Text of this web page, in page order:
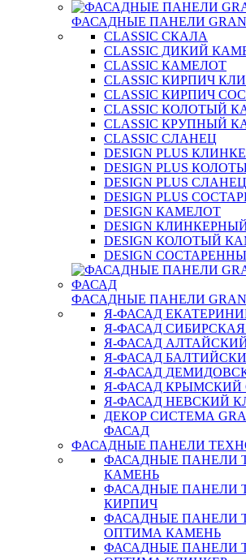
ФАСАДНЫЕ ПАНЕЛИ
CLASSIC СКАЛА
CLASSIC ДИКИЙ
CLASSIC КАМЕЛОТ
CLASSIC КИРПИЧ
CLASSIC КИРПИЧ
CLASSIC КОЛОТЫЙ
CLASSIC КРУПНЫЙ
CLASSIC СЛАНЕЦ
DESIGN PLUS
DESIGN PLUS
DESIGN PLUS СЛАНЕЦ
DESIGN PLUS
DESIGN КАМЕЛОТ
DESIGN
DESIGN КОЛОТЫЙ
DESIGN
ФАСАДНЫЕ ПАНЕЛИ
Я-ФАСАД
Я-ФАСАД
Я-ФАСАД
Я-ФАСАД
Я-ФАСАД
Я-ФАСАД КРЫМСКИЙ
Я-ФАСАД НЕВСКИЙ
ДЕКОР СИСТЕМА
ФАСАД
ФАСАДНЫЕ ПАНЕЛИ
ФАСАДНЫЕ ПАНЕЛИ
КАМЕНЬ
ФАСАДНЫЕ ПАНЕЛИ
КИРПИЧ
ФАСАДНЫЕ ПАНЕЛИ
ОПТИМА КАМЕНЬ
ФАСАДНЫЕ ПАНЕЛИ